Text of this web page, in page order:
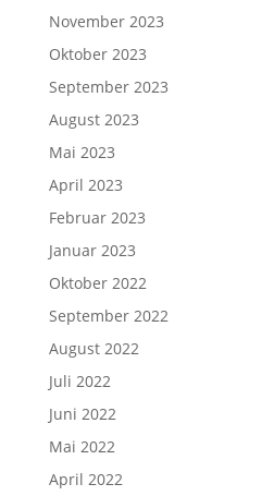
November 2023
Oktober 2023
September 2023
August 2023
Mai 2023
April 2023
Februar 2023
Januar 2023
Oktober 2022
September 2022
August 2022
Juli 2022
Juni 2022
Mai 2022
April 2022